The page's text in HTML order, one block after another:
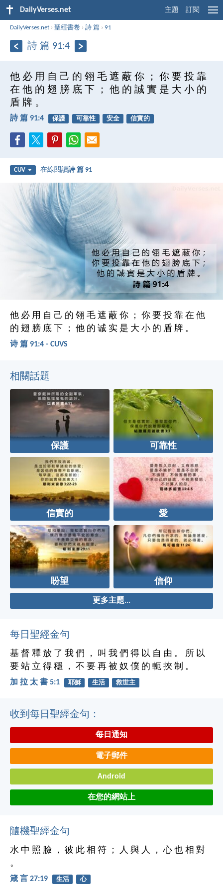
DailyVerses.net 主題 訂閱
DailyVerses.net ›聖經書卷 ›詩 篇 › 91
詩 篇 91:4
他 必 用 自 己 的 翎 毛 遮 蔽 你 ； 你 要 投 靠
在 他 的 翅 膀 底 下 ； 他 的 誠 實 是 大 小 的
盾 牌 。
詩 篇 91:4 保護 可靠性 安全 信實的
CUV 在線閱讀詩 篇 91
他 必 用 自 己 的 翎 毛 遮 蔽 你 ； 你 要 投 靠 在 他
的 翅 膀 底 下 ； 他 的 诚 实 是 大 小 的 盾 牌 。
诗 篇 91:4 - CUVS
相關話題
保護 可靠性
信實的 愛
盼望 信仰
更多主題...
每日聖經金句
基 督 釋 放 了 我 們 ， 叫 我 們 得 以 自 由 。 所 以
要 站 立 得 穩 ， 不 要 再 被 奴 僕 的 軛 挾 制 。
加 拉 太 書 5:1 耶穌 生活 救世主
收到每日聖經金句：
每日通知
電子郵件
Android
在您的網站上
隨機聖經金句
水 中 照 臉 ， 彼 此 相 符 ； 人 與 人 ， 心 也 相 對
。
箴 言 27:19 生活 心